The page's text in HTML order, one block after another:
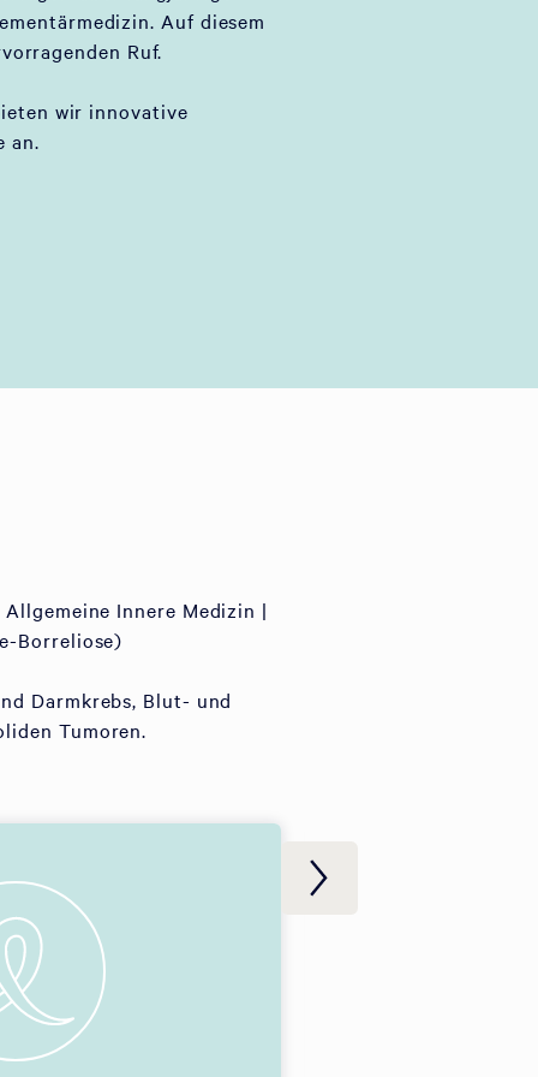
Auf diesem
Ruf.
wir innovative
an.
Innere Medizin |
Borreliose)
Darmkrebs, Blut- und
Tumoren.